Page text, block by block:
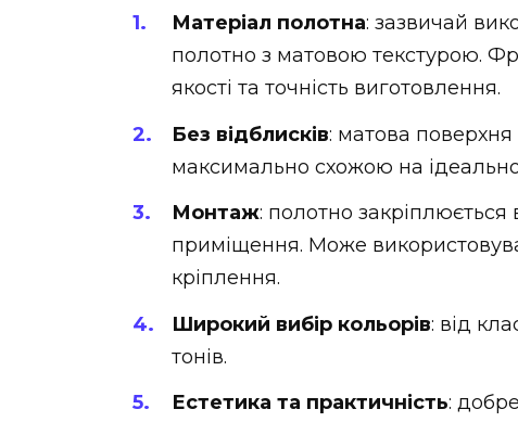
Матеріал полотна: зазвичай
полотно з матовою текстурою.
якості та точність виготовлення.
Без відблисків: матова
максимально схожою на
Монтаж: полотно
приміщення. Може
кріплення.
Широкий вибір кольорів: від
тонів.
Естетика та практичність: